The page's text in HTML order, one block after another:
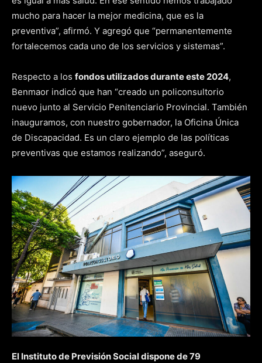
mucho para hacer la mejor medicina, que es la
preventiva”, afirmó. Y agregó que “permanentemente
fortalecemos cada uno de los servicios y sistemas”.
Respecto a los fondos utilizados durante este 2024,
Benmaor indicó que han “creado un policonsultorio
nuevo junto al Servicio Penitenciario Provincial. También
inauguramos, con nuestro gobernador, la Oficina Única
de Discapacidad. Es un claro ejemplo de las políticas
preventivas que estamos realizando”, aseguró.
El Instituto de Previsión Social dispone de 79